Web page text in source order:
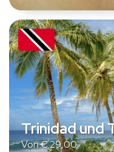
Trinidad und
Von€29,00